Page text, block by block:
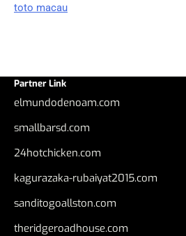
toto macau
Partner Link
elmundodenoam.com
smallbarsd.com
24hotchicken.com
kagurazaka-rubaiyat2015.com
sanditogoallston.com
theridgeroadhouse.com